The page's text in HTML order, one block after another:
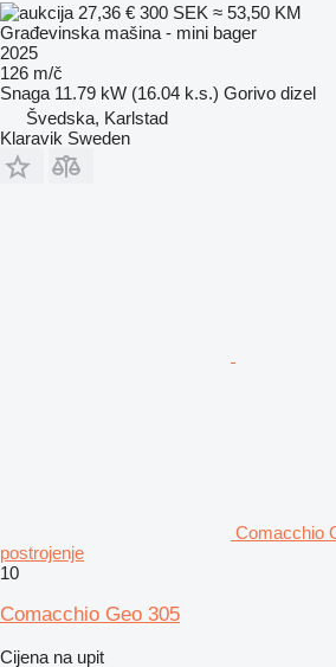
27,36 € 300 SEK ≈ 53,50 KM
Građevinska mašina - mini bager
2025
126 m/č
Snaga 11.79 kW (16.04 k.s.) Gorivo dizel
Švedska, Karlstad
Klaravik Sweden
Comacchio
postrojenje
10
Comacchio Geo 305
Cijena na upit